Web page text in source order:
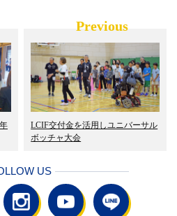
Previous
LCIF交付金を活用しユニバーサル
ボッチャ大会
US